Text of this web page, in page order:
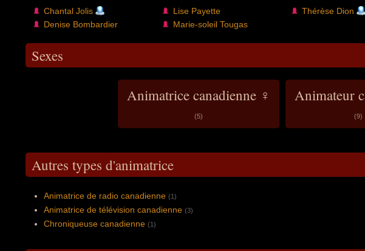
Chantal Jolis
Denise Bombardier
Lise Payette
Marie-soleil Tougas
Thérèse Dion
Sexes
Animatrice canadienne ♀
(5)
Animateur
(9)
Autres types d'animatrice
Animatrice de radio canadienne (1)
Animatrice de télévision canadienne (3)
Chroniqueuse canadienne (1)